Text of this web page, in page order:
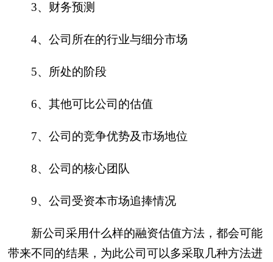
3、财务预测
4、公司所在的行业与细分市场
5、所处的阶段
6、其他可比公司的估值
7、公司的竞争优势及市场地位
8、公司的核心团队
9、公司受资本市场追捧情况
新公司采用什么样的融资估值方法，都会可能
带来不同的结果，为此公司可以多采取几种方法进